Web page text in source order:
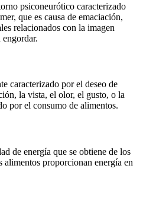
psiconeurótico caracterizado
que es causa de emaciación,
relacionados con la imagen
caracterizado por el deseo de
la vista, el olor, el gusto, o la
por el consumo de alimentos.
de energía que se obtiene de los
proporcionan energía en